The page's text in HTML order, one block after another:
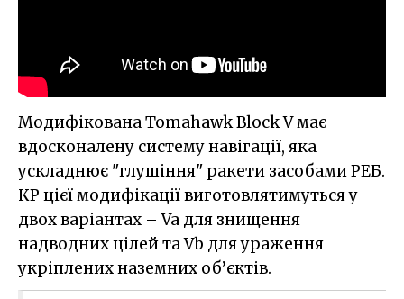
Модифікована Tomahawk Block V має
вдосконалену систему навігації, яка
ускладнює "глушіння" ракети засобами РЕБ.
КР цієї модифікації виготовлятимуться у
двох варіантах – Va для знищення
надводних цілей та Vb для ураження
укріплених наземних об’єктів.